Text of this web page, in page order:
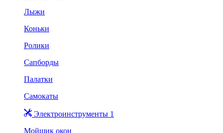
Лыжи
Коньки
Ролики
Сапборды
Палатки
Самокаты
Электроинструменты 1
Мойщик окон